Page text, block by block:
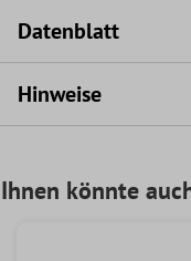
Datenblatt
Hinweise
Ihnen könnte